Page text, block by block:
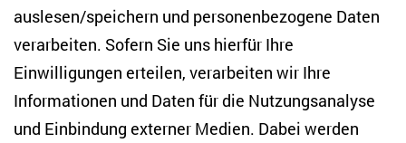
Zentrum für Osteuropa- und internationale
Studien
Anton-Wilhelm-Amo-Str. 60
10117 Berlin
Tel. +49 (30) 2005949-17
auslesen/speichern und personenbezogene Daten
verarbeiten. Sofern Sie uns hierfür Ihre
Einwilligungen erteilen, verarbeiten wir Ihre
Informationen und Daten für die Nutzungsanalyse
und Einbindung externer Medien. Dabei werden